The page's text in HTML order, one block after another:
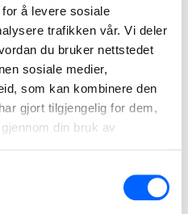
å levere sosiale
trafikken vår. Vi deler
du bruker nettstedet
sosiale medier,
som kan kombinere den
gjort tilgjengelig for dem,
din bruk av
i Ratio Arkitekter AS, har i
HF vært sentral i
som er
innebærer å integrere
Designet er nedtonet,